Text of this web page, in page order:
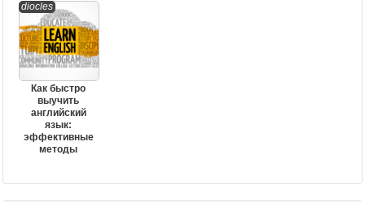
diocles
Как быстро
выучить
английский
язык:
эффективные
методы